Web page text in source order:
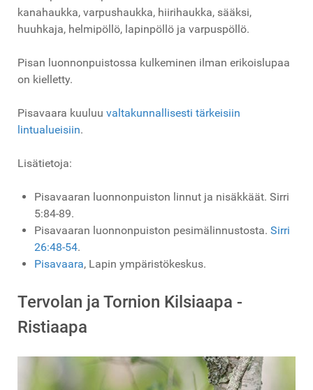
kanahaukka, varpushaukka, hiirihaukka, sääksi,
huuhkaja, helmipöllö, lapinpöllö ja varpuspöllö.
Pisan luonnonpuistossa kulkeminen ilman erikoislupaa
on kielletty.
Pisavaara kuuluu valtakunnallisesti tärkeisiin
lintualueisiin.
Lisätietoja:
Pisavaaran luonnonpuiston linnut ja nisäkkäät. Sirri
5:84-89.
Pisavaaran luonnonpuiston pesimälinnustosta. Sirri
26:48-54.
Pisavaara, Lapin ympäristökeskus.
Tervolan ja Tornion Kilsiaapa -
Ristiaapa